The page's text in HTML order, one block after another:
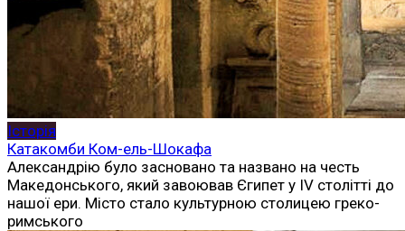
Історія
Катакомби Ком-ель-Шокафа
Александрію було засновано та названо на честь
Македонського, який завоював Єгипет у IV столітті до
нашої ери. Місто стало культурною столицею греко-
римського